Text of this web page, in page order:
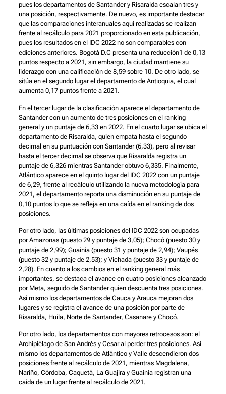
pues los departamentos de Santander y Risaralda escalan tres y
una posición, respectivamente. De nuevo, es importante destacar
que las comparaciones interanuales aquí realizadas se realizan
frente al recálculo para 2021 proporcionado en esta publicación,
pues los resultados en el IDC 2022 no son comparables con
ediciones anteriores. Bogotá D.C presenta una reducción1 de 0,13
puntos respecto a 2021, sin embargo, la ciudad mantiene su
liderazgo con una calificación de 8,59 sobre 10. De otro lado, se
sitúa en el segundo lugar el departamento de Antioquia, el cual
aumenta 0,17 puntos frente a 2021.
En el tercer lugar de la clasificación aparece el departamento de
Santander con un aumento de tres posiciones en el ranking
general y un puntaje de 6,33 en 2022. En el cuarto lugar se ubica el
departamento de Risaralda, quien empata hasta el segundo
decimal en su puntuación con Santander (6,33), pero al revisar
hasta el tercer decimal se observa que Risaralda registra un
puntaje de 6,326 mientras Santander obtuvo 6,335. Finalmente,
Atlántico aparece en el quinto lugar del IDC 2022 con un puntaje
de 6,29, frente al recálculo utilizando la nueva metodología para
2021, el departamento reporta una disminución en su puntaje de
0,10 puntos lo que se refleja en una caída en el ranking de dos
posiciones.
Por otro lado, las últimas posiciones del IDC 2022 son ocupadas
por Amazonas (puesto 29 y puntaje de 3,05); Chocó (puesto 30 y
puntaje de 2,99); Guainía (puesto 31 y puntaje de 2,94); Vaupés
(puesto 32 y puntaje de 2,53); y Vichada (puesto 33 y puntaje de
2,28). En cuanto a los cambios en el ranking general más
importantes, se destaca el avance en cuatro posiciones alcanzado
por Meta, seguido de Santander quien descuenta tres posiciones.
Así mismo los departamentos de Cauca y Arauca mejoran dos
lugares y se registra el avance de una posición por parte de
Risaralda, Huila, Norte de Santander, Casanare y Chocó.
Por otro lado, los departamentos con mayores retrocesos son: el
Archipiélago de San Andrés y Cesar al perder tres posiciones. Así
mismo los departamentos de Atlántico y Valle descendieron dos
posiciones frente al recálculo de 2021, mientras Magdalena,
Nariño, Córdoba, Caquetá, La Guajira y Guainía registran una
caída de un lugar frente al recálculo de 2021.